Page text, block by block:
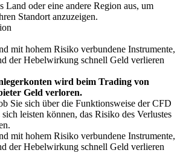
Land oder eine andere Region aus, um
Standort anzuzeigen.
mit hohem Risiko verbundene Instrumente,
der Hebelwirkung schnell Geld verlieren
wird beim Trading von
Geld verloren.
Sie sich über die Funktionsweise der CFD
leisten können, das Risiko des Verlustes
mit hohem Risiko verbundene Instrumente,
der Hebelwirkung schnell Geld verlieren